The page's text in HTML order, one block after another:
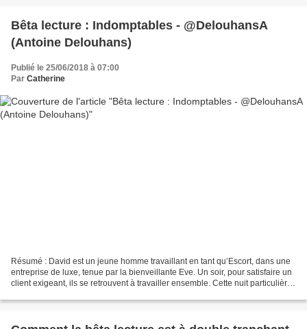
Bêta lecture : Indomptables - @DelouhansA
(Antoine Delouhans)
Publié le 25/06/2018 à 07:00
Par Catherine
Résumé : David est un jeune homme travaillant en tant qu’Escort, dans une
entreprise de luxe, tenue par la bienveillante Eve. Un soir, pour satisfaire un
client exigeant, ils se retrouvent à travailler ensemble. Cette nuit particulière